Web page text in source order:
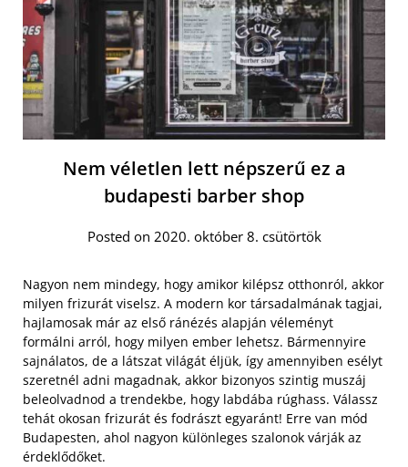
Nem véletlen lett népszerű ez a
budapesti barber shop
Posted on 2020. október 8. csütörtök
Nagyon nem mindegy, hogy amikor kilépsz otthonról, akkor
milyen frizurát viselsz. A modern kor társadalmának tagjai,
hajlamosak már az első ránézés alapján véleményt
formálni arról, hogy milyen ember lehetsz. Bármennyire
sajnálatos, de a látszat világát éljük, így amennyiben esélyt
szeretnél adni magadnak, akkor bizonyos szintig muszáj
beleolvadnod a trendekbe, hogy labdába rúghass. Válassz
tehát okosan frizurát és fodrászt egyaránt! Erre van mód
Budapesten, ahol nagyon különleges szalonok várják az
érdeklődőket.